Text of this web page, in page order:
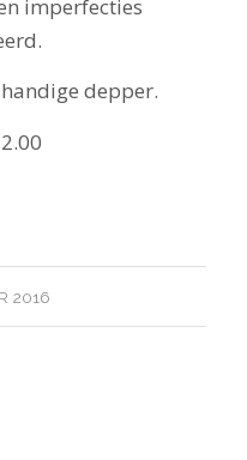
imperfecties
depper.
2016